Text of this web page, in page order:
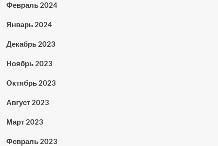
Февраль 2024
Январь 2024
Декабрь 2023
Ноябрь 2023
Октябрь 2023
Август 2023
Март 2023
Февраль 2023